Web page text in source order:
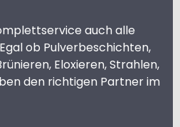
auch alle
ob Pulverbeschichten,
Eloxieren, Strahlen,
den richtigen Partner im